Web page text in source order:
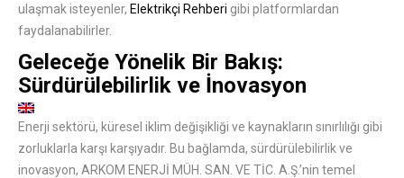
ulaşmak isteyenler, Elektrikçi Rehberi gibi platformlardan
faydalanabilirler.
Geleceğe Yönelik Bir Bakış:
Sürdürülebilirlik ve İnovasyon
Enerji sektörü, küresel iklim değişikliği ve kaynakların sınırlılığı gibi
zorluklarla karşı karşıyadır. Bu bağlamda, sürdürülebilirlik ve
inovasyon, ARKOM ENERJİ MÜH. SAN. VE TİC. A.Ş.’nin temel